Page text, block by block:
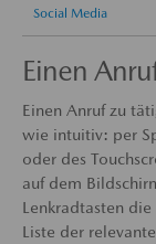
Social Media
Einen
Einen Anruf zu
wie intuitiv: per
oder des
auf dem
Lenkradtasten
Liste der